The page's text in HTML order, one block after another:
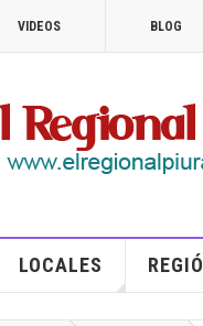
VIDEOS BLOG
LOCALES